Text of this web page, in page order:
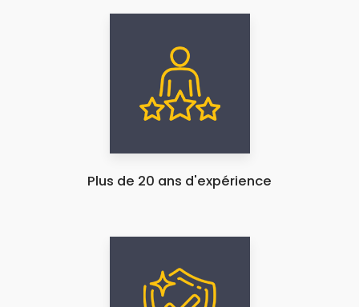
Plus de 20 ans d'expérience